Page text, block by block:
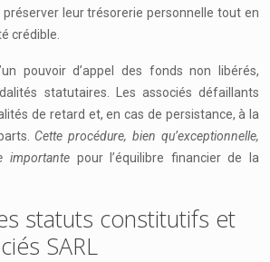
leur trésorerie personnelle tout en
crédible.
pouvoir d’appel des fonds non libérés,
statutaires. Les associés défaillants
de retard et, en cas de persistance, à la
Cette procédure, bien qu’exceptionnelle,
importante pour l’équilibre financier de la
statuts constitutifs et
SARL